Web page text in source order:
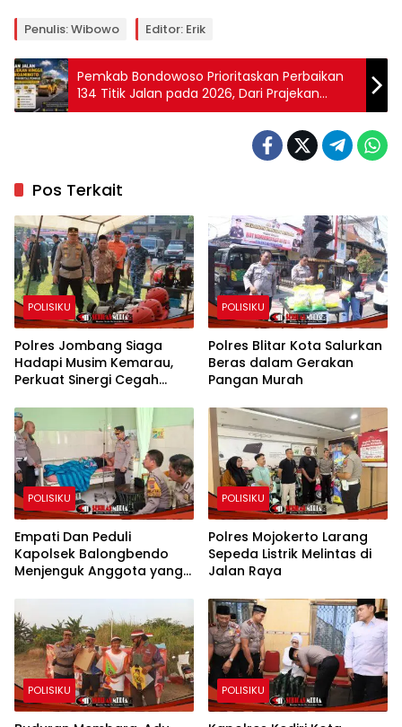
Penulis: Wibowo Editor: Erik
Pemkab Bondowoso Prioritaskan Perbaikan
134 Titik Jalan pada 2026, Dari Prajekan
hingga HOS Cokroaminoto
Pos Terkait
POLISIKU
Polres Jombang Siaga
Hadapi Musim Kemarau,
Perkuat Sinergi Cegah
POLISIKU
Polres Blitar Kota Salurkan
Beras dalam Gerakan
Pangan Murah
POLISIKU
Empati Dan Peduli
Kapolsek Balongbendo
Menjenguk Anggota yang
POLISIKU
Polres Mojokerto Larang
Sepeda Listrik Melintas di
Jalan Raya
POLISIKU POLISIKU